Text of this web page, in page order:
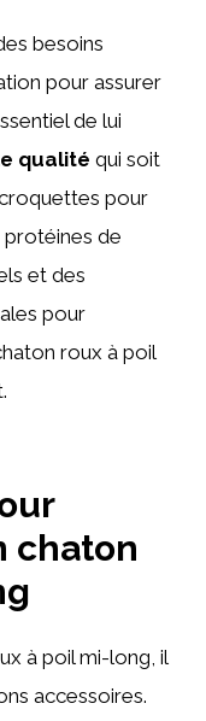
besoins
pour assurer
de lui
qualité qui soit
pour
de
et des
pour
roux à poil
chaton
à poil mi-long, il
accessoires.